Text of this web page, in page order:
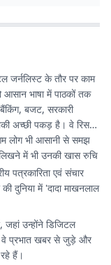
जर्नलिस्ट के तौर पर काम
भाषा में पाठकों तक
बजट, सरकारी
अच्छी पकड़ है। वे रिसर्च
लोग भी आसानी से समझ
में भी उनकी खास रुचि
पत्रकारिता एवं संचार
दुनिया में 'दादा माखनलाल
उन्होंने डिजिटल
वे प्रभात खबर से जुड़े और
हैं।